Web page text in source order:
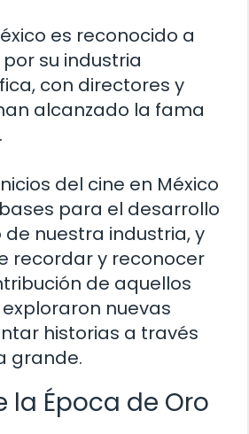
es reconocido a
su industria
con directores y
alcanzado la fama
del cine en México
para el desarrollo
nuestra industria, y
recordar y reconocer
de aquellos
nuevas
historias a través
grande.
la Época de Oro